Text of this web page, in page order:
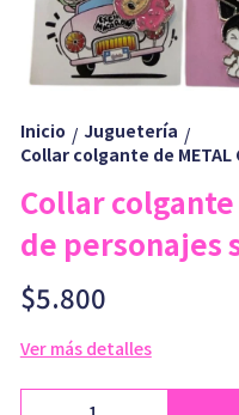
Inicio / Juguetería /
Collar colgante de
Collar colgante
de personajes
$5.800
Ver más detalles